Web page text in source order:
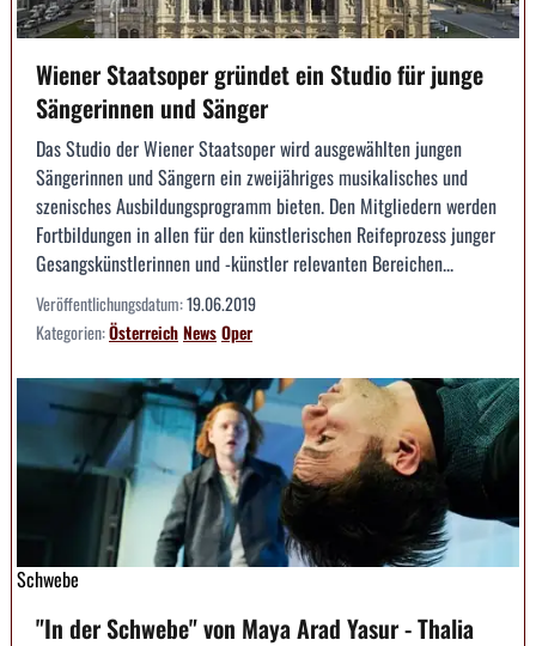
Wiener Staatsoper gründet ein Studio für junge
Sängerinnen und Sänger
Das Studio der Wiener Staatsoper wird ausgewählten jungen
Sängerinnen und Sängern ein zweijähriges musikalisches und
szenisches Ausbildungsprogramm bieten. Den Mitgliedern werden
Fortbildungen in allen für den künstlerischen Reifeprozess junger
Gesangskünstlerinnen und -künstler relevanten Bereichen...
Veröffentlichungsdatum:19.06.2019
Kategorien:ÖsterreichNewsOper
Schwebe
"In der Schwebe" von Maya Arad Yasur - Thalia